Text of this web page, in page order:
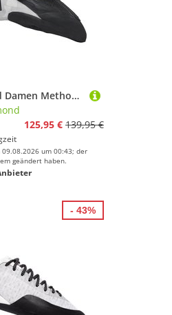
Black Diamond Damen Method S Climbing Schuhe
125,95 € 139,95 €
um 00:43; der
geändert haben.
- 43%